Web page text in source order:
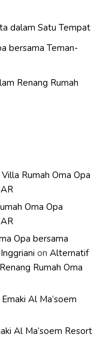
dalam Satu Tempat
bersama Teman-
Renang Rumah
Rumah Oma Opa
Oma Opa
Opa bersama
onAlternatif
Rumah Oma
Al Ma’soem
Al Ma’soem Resort